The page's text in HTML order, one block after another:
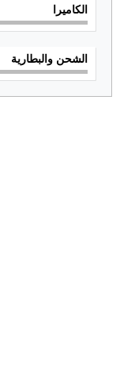
الكاميرا
الشحن والبطارية